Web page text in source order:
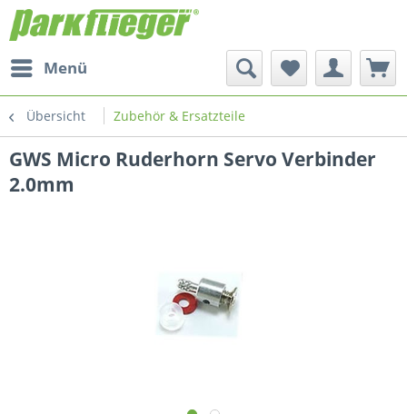
Menü
Übersicht Zubehör & Ersatzteile
GWS Micro Ruderhorn Servo Verbinder
2.0mm